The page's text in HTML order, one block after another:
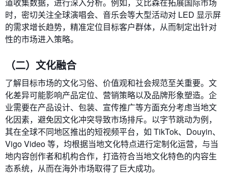
道收集数据，进行深入分析。例如，艾比森在拓展国际市场
时，密切关注全球演唱会、音乐会等大型活动对 LED 显示屏
的需求增长趋势，精准定位目标客户群体，从而制定出针对
性的市场进入策略。
（二）文化融合
了解目标市场的文化习俗、价值观和社会规范至关重要。文
化差异可能影响产品定位、营销策略以及品牌形象塑造。企
业需要在产品设计、包装、宣传推广等方面充分考虑当地文
化因素，避免因文化冲突导致市场排斥。以字节跳动为例，
其在全球不同地区推出的短视频平台，如 TikTok、Douyin、
Vigo Video 等，均根据当地文化特点进行定制化运营，与当
地内容创作者和机构合作，打造符合当地文化特色的内容生
态系统，从而在海外市场取得了巨大成功。